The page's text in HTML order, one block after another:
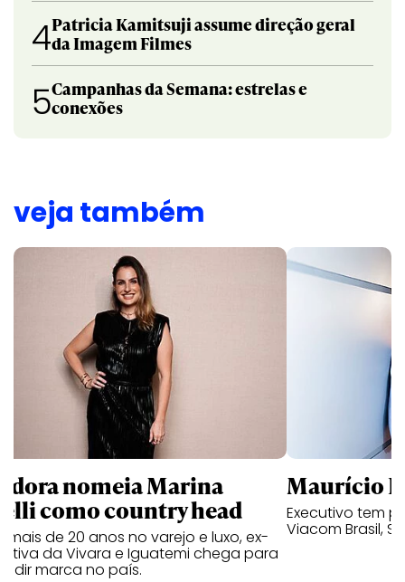
4Patricia Kamitsuji assume direção geral
da Imagem Filmes
5Campanhas da Semana: estrelas e
conexões
veja também
nomeia Marina
como country head
mais de 20 anos no varejo e luxo, ex-
da Vivara e Iguatemi chega para
marca no país.
Maurício
Executivo tem
Viacom Brasil,